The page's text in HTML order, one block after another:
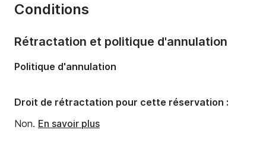
Nombre de couchages:
Nombre de salles de bains:
Tirant d'eau:1m
Puissance moteur:200cv
Conditions
Rétractation et politique d'annulation
Politique d'annulation
Droit de rétractation pour cette réservation :
Non. En savoir plus